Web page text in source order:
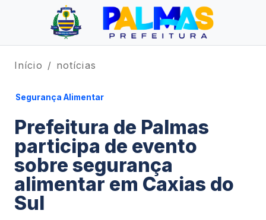
Início notícias
Segurança Alimentar
Prefeitura de Palmas
participa de evento
sobre segurança
alimentar em Caxias do
Sul